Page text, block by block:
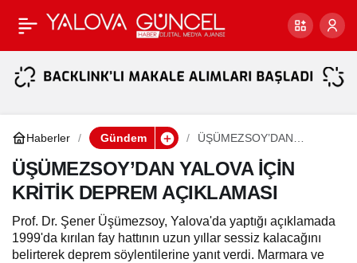
Haberler Gündem
ÜŞÜMEZSOY’DAN
DEPREM AÇIKLAMASI
ÜŞÜMEZSOY’DAN YALOVA İÇİN
KRİTİK DEPREM AÇIKLAMASI
Prof. Dr. Şener Üşümezsoy, Yalova'da yaptığı açıklamada
1999'da kırılan fay hattının uzun yıllar sessiz kalacağını
belirterek deprem söylentilerine yanıt verdi. Marmara ve
Paşaköy Döküm
Sahasında Çevre Felaketi
Paylaş